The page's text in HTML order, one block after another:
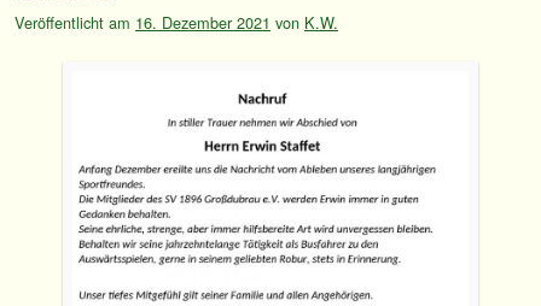
Veröffentlicht am 16. Dezember 2021 von K.W.